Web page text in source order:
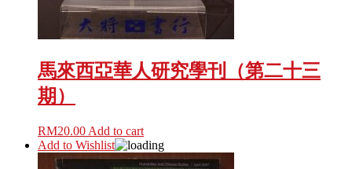
馬來西亞華人研究學刊（第二十三
期）
RM20.00 Add to cart
Add to Wishlist